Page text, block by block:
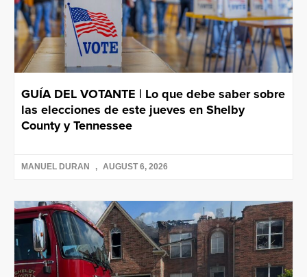
GUÍA DEL VOTANTE | Lo que debe saber sobre
las elecciones de este jueves en Shelby
County y Tennessee
MANUEL DURAN AUGUST 6, 2026